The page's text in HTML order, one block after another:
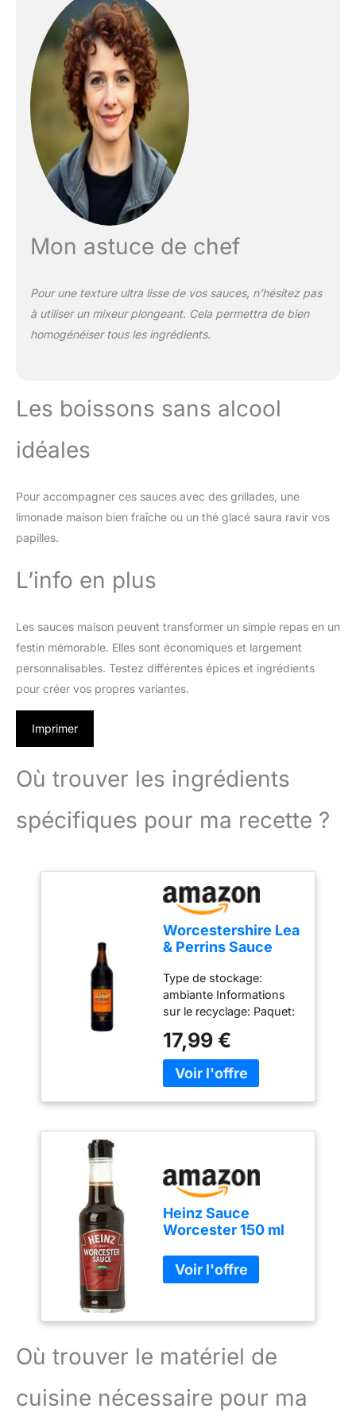
Mon astuce de chef
Pour une texture ultra lisse de vos sauces, n’hésitez pas
à utiliser un mixeur plongeant. Cela permettra de bien
homogénéiser tous les ingrédients.
Les boissons sans alcool
idéales
Pour accompagner ces sauces avec des grillades, une
limonade maison bien fraîche ou un thé glacé saura ravir vos
papilles.
L’info en plus
Les sauces maison peuvent transformer un simple repas en un
festin mémorable. Elles sont économiques et largement
personnalisables. Testez différentes épices et ingrédients
pour créer vos propres variantes.
Imprimer
Où trouver les ingrédients
spécifiques pour ma recette ?
Worcestershire Lea
& Perrins Sauce
Type de stockage:
ambiante Informations
sur le recyclage: Paquet:
bouteille
17,99 €
Heinz Sauce
Worcester 150 ml
Où trouver le matériel de
cuisine nécessaire pour ma